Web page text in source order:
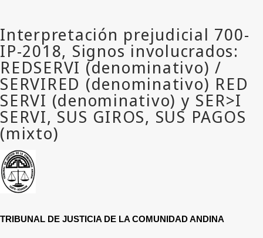
TRIBUNAL DE JUSTICIA DE LA COMUNIDAD ANDINA